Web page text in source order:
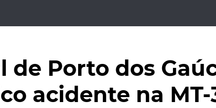
de Porto dos
acidente na MT-